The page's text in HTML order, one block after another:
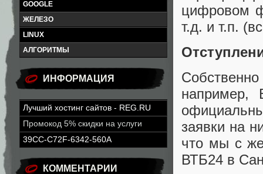
GOOGLE
ЖЕЛЕЗО
LINUX
АЛГОРИТМЫ
ИНФОРМАЦИЯ
Лучший хостинг сайтов - REG.RU
Промокод 5% скидки на услуги
39CC-C72F-6342-560A
КОММЕНТАРИИ
цифровом
т.д. и т.п.
например,
заявки на
что мы с
ВТБ24 в